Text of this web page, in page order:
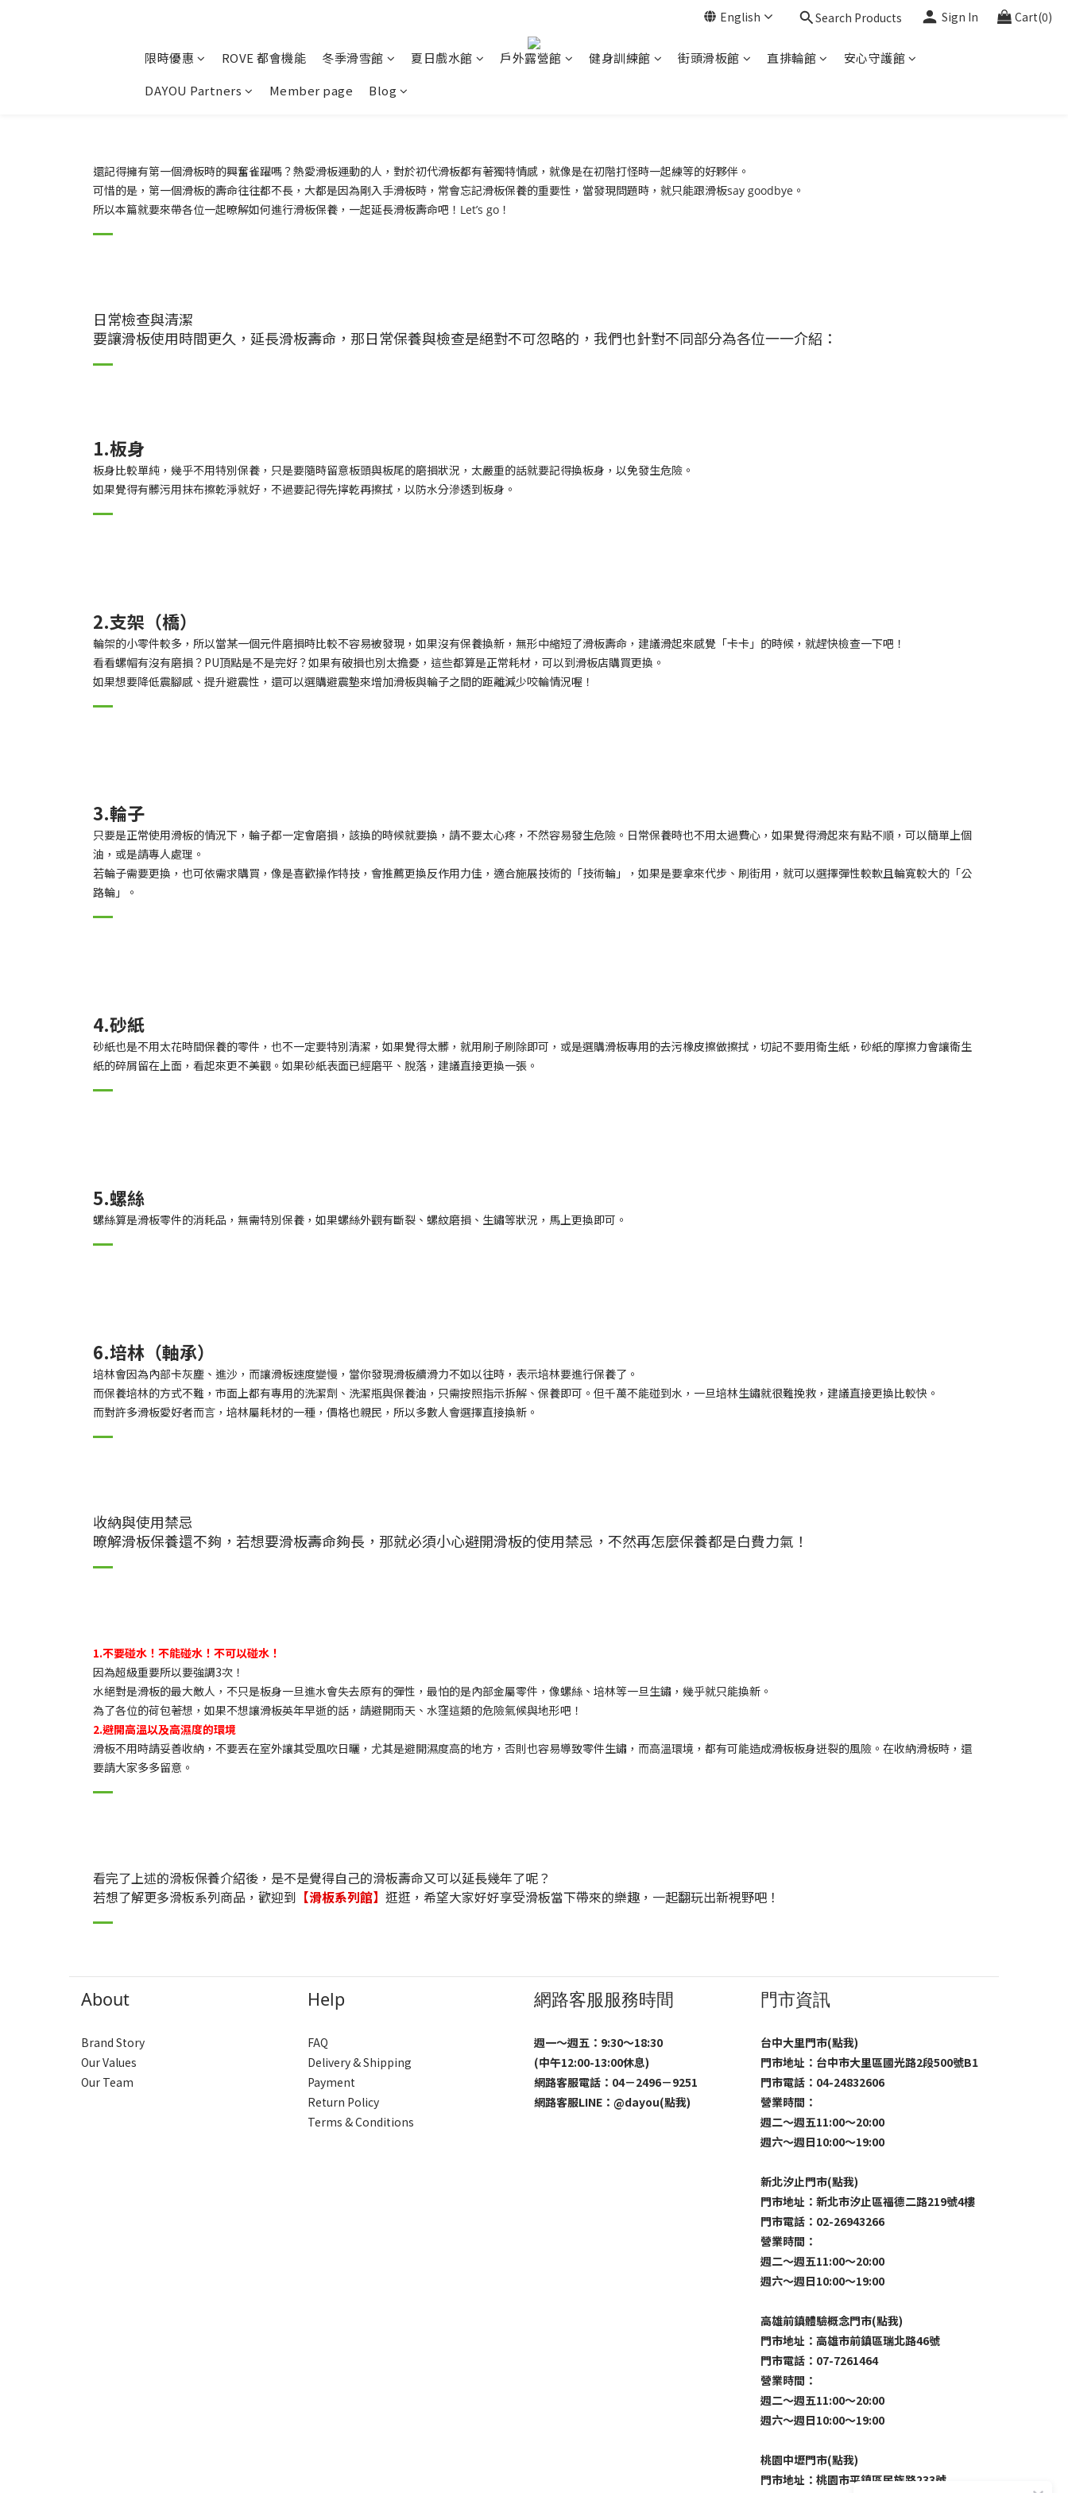
English Search Products Sign In Cart(0)
限時優惠 ROVE 都會機能 冬季滑雪館 夏日戲水館 戶外露營館 健身訓練館 街頭滑板館 直排輪館
安心守護館
DAYOU Partners
Member page Blog
還記得擁有第一個滑板時的興奮雀躍嗎？熱愛滑板運動的人，對於初代滑板都有著獨特情感，就像是在初階打怪時一起練等的好夥伴。
可惜的是，第一個滑板的壽命往往都不長，大都是因為剛入手滑板時，常會忘記滑板保養的重要性，當發現問題時，就只能跟滑板say goodbye。
所以本篇就要來帶各位一起暸解如何進行滑板保養，一起延長滑板壽命吧！Let’s go！
日常檢查與清潔
要讓滑板使用時間更久，延長滑板壽命，那日常保養與檢查是絕對不可忽略的，我們也針對不同部分為各位一一介紹：
1.板身
板身比較單純，幾乎不用特別保養，只是要隨時留意板頭與板尾的磨損狀況，太嚴重的話就要記得換板身，以免發生危險。
如果覺得有髒污用抹布擦乾淨就好，不過要記得先擰乾再擦拭，以防水分滲透到板身。
2.支架（橋）
輪架的小零件較多，所以當某一個元件磨損時比較不容易被發現，如果沒有保養換新，無形中縮短了滑板壽命，建議滑起來感覺「卡卡」的時候，就趕快檢查一下吧！
看看螺帽有沒有磨損？PU頂點是不是完好？如果有破損也別太擔憂，這些都算是正常耗材，可以到滑板店購買更換。
如果想要降低震腳感、提升避震性，還可以選購避震墊來增加滑板與輪子之間的距離減少咬輪情況喔！
3.輪子
只要是正常使用滑板的情況下，輪子都一定會磨損，該換的時候就要換，請不要太心疼，不然容易發生危險。日常保養時也不用太過費心，如果覺得滑起來有點不順，可以簡單上個
油，或是請專人處理。
若輪子需要更換，也可依需求購買，像是喜歡操作特技，會推薦更換反作用力佳，適合施展技術的「技術輪」，如果是要拿來代步、刷街用，就可以選擇彈性較軟且輪寬較大的「公
路輪」。
4.砂紙
砂紙也是不用太花時間保養的零件，也不一定要特別清潔，如果覺得太髒，就用刷子刷除即可，或是選購滑板專用的去污橡皮擦做擦拭，切記不要用衛生紙，砂紙的摩擦力會讓衛生
紙的碎屑留在上面，看起來更不美觀。如果砂紙表面已經磨平、脫落，建議直接更換一張。
5.螺絲
螺絲算是滑板零件的消耗品，無需特別保養，如果螺絲外觀有斷裂、螺紋磨損、生鏽等狀況，馬上更換即可。
6.培林（軸承）
培林會因為內部卡灰塵、進沙，而讓滑板速度變慢，當你發現滑板續滑力不如以往時，表示培林要進行保養了。
而保養培林的方式不難，市面上都有專用的洗潔劑、洗潔瓶與保養油，只需按照指示拆解、保養即可。但千萬不能碰到水，一旦培林生鏽就很難挽救，建議直接更換比較快。
而對許多滑板愛好者而言，培林屬耗材的一種，價格也親民，所以多數人會選擇直接換新。
收納與使用禁忌
暸解滑板保養還不夠，若想要滑板壽命夠長，那就必須小心避開滑板的使用禁忌，不然再怎麼保養都是白費力氣！
1.不要碰水！不能碰水！不可以碰水！
因為超級重要所以要強調3次！
水絕對是滑板的最大敵人，不只是板身一旦進水會失去原有的彈性，最怕的是內部金屬零件，像螺絲、培林等一旦生鏽，幾乎就只能換新。
為了各位的荷包著想，如果不想讓滑板英年早逝的話，請避開雨天、水窪這類的危險氣候與地形吧！
2.避開高溫以及高濕度的環境
滑板不用時請妥善收納，不要丟在室外讓其受風吹日曬，尤其是避開濕度高的地方，否則也容易導致零件生鏽，而高溫環境，都有可能造成滑板板身迸裂的風險。在收納滑板時，還
要請大家多多留意。
看完了上述的滑板保養介紹後，是不是覺得自己的滑板壽命又可以延長幾年了呢？
若想了解更多滑板系列商品，歡迎到 【滑板系列館】 逛逛，希望大家好好享受滑板當下帶來的樂趣，一起翻玩出新視野吧！
About
Brand Story
Our Values
Our Team
Help
FAQ
Delivery & Shipping
Payment
Return Policy
Terms & Conditions
網路客服服務時間
週一～週五：9:30～18:30
(中午12:00-13:00休息)
網路客服電話：04－2496－9251
網路客服LINE： @dayou(點我)
門市資訊
台中大里門市(點我)
門市地址：台中市大里區國光路2段500號B1
門市電話：04-24832606
營業時間：
週二～週五11:00～20:00
週六～週日10:00～19:00
新北汐止門市(點我)
門市地址：新北市汐止區福德二路219號4樓
門市電話：02-26943266
營業時間：
週二～週五11:00～20:00
週六～週日10:00～19:00
高雄前鎮體驗概念門市(點我)
門市地址：高雄市前鎮區瑞北路46號
門市電話：07-7261464
營業時間：
週二～週五11:00～20:00
週六～週日10:00～19:00
桃園中壢門市(點我)
門市地址：桃園市平鎮區民族路233號